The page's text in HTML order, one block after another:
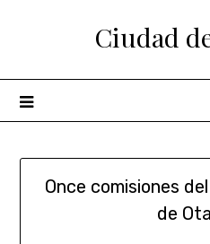
Ciudad
Once comisiones
de